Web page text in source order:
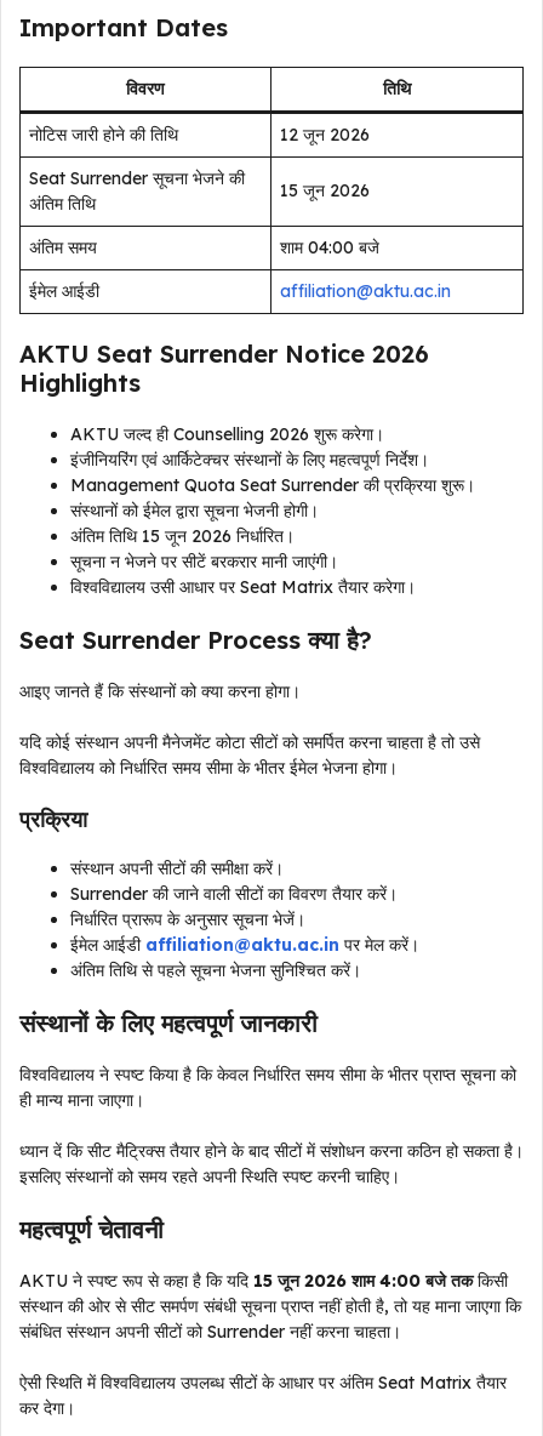
Important Dates
विवरण तिथि
नोटिस जारी होने की तिथि
12 जून 2026
Seat Surrender सूचना भेजने की
अंतिम तिथि
15 जून 2026
अंतिम समय
शाम 04:00 बजे
ईमेल आईडी
affiliation@aktu.ac.in
AKTU Seat Surrender Notice 2026
Highlights
AKTU जल्द ही Counselling 2026 शुरू करेगा।
इंजीनियरिंग एवं आर्किटेक्चर संस्थानों के लिए महत्वपूर्ण निर्देश।
Management Quota Seat Surrender की प्रक्रिया शुरू।
संस्थानों को ईमेल द्वारा सूचना भेजनी होगी।
अंतिम तिथि 15 जून 2026 निर्धारित।
सूचना न भेजने पर सीटें बरकरार मानी जाएंगी।
विश्वविद्यालय उसी आधार पर Seat Matrix तैयार करेगा।
Seat Surrender Process क्या है?
आइए जानते हैं कि संस्थानों को क्या करना होगा।
यदि कोई संस्थान अपनी मैनेजमेंट कोटा सीटों को समर्पित करना चाहता है तो उसे
विश्वविद्यालय को निर्धारित समय सीमा के भीतर ईमेल भेजना होगा।
प्रक्रिया
संस्थान अपनी सीटों की समीक्षा करें।
Surrender की जाने वाली सीटों का विवरण तैयार करें।
निर्धारित प्रारूप के अनुसार सूचना भेजें।
ईमेल आईडी affiliation@aktu.ac.in पर मेल करें।
अंतिम तिथि से पहले सूचना भेजना सुनिश्चित करें।
संस्थानों के लिए महत्वपूर्ण जानकारी
विश्वविद्यालय ने स्पष्ट किया है कि केवल निर्धारित समय सीमा के भीतर प्राप्त सूचना को
ही मान्य माना जाएगा।
ध्यान दें कि सीट मैट्रिक्स तैयार होने के बाद सीटों में संशोधन करना कठिन हो सकता है।
इसलिए संस्थानों को समय रहते अपनी स्थिति स्पष्ट करनी चाहिए।
महत्वपूर्ण चेतावनी
AKTU ने स्पष्ट रूप से कहा है कि यदि 15 जून 2026 शाम 4:00 बजे तककिसी
संस्थान की ओर से सीट समर्पण संबंधी सूचना प्राप्त नहीं होती है, तो यह माना जाएगा कि
संबंधित संस्थान अपनी सीटों को Surrender नहीं करना चाहता।
ऐसी स्थिति में विश्वविद्यालय उपलब्ध सीटों के आधार पर अंतिम Seat Matrix तैयार
कर देगा।